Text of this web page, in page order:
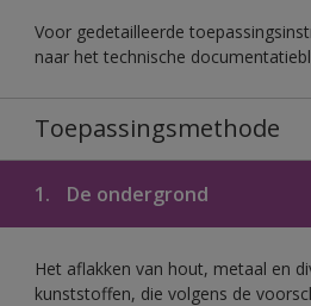
Voor gedetailleerde
naar het technische
Toepassingsmethode
1. De ondergrond
Het aflakken van hout, metaal en
kunststoffen, die volgens de